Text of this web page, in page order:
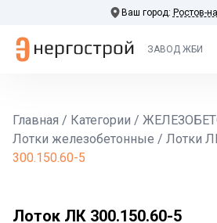
Ваш город: Ростов-
ЗАВОД ЖБИ
Главная / Категории /
Лотки железобетонные / Лотки
300.150.60-5
Лоток ЛК 300.150.60-5